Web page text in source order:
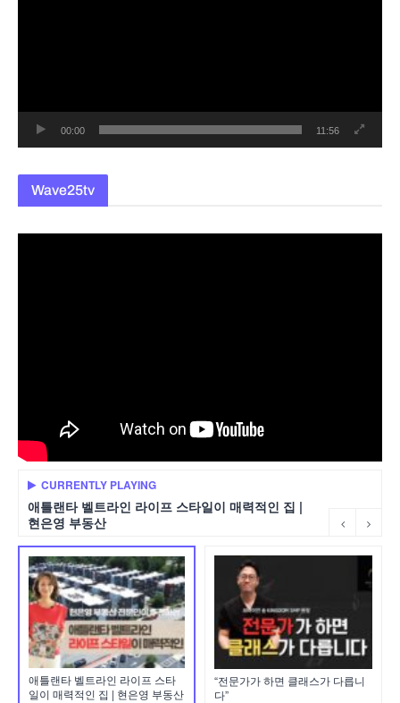
00:00 11:56
Wave25tv
CURRENTLY PLAYING
애틀랜타 벨트라인 라이프 스타일이 매력적인 집 |
현은영 부동산
애틀랜타 벨트라인 라이프 스타
일이 매력적인 집 | 현은영 부동산
“전문가가 하면 클래스가 다릅니
다”